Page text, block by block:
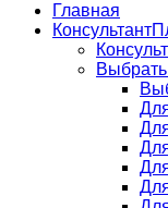
Главная